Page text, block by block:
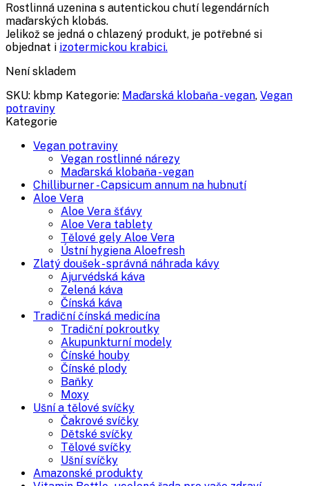
Rostlinná uzenina s autentickou chutí legendárních
maďarských klobás.
Jelikož se jedná o chlazený produkt, je potřebné si
objednat i izotermickou krabici.
Není skladem
SKU: kbmp Kategorie: Maďarská klobaňa - vegan, Vegan
potraviny
Kategorie
Vegan potraviny
Vegan rostlinné nárezy
Maďarská klobaňa - vegan
Chilliburner - Capsicum annum na hubnutí
Aloe Vera
Aloe Vera šťávy
Aloe Vera tablety
Tělové gely Aloe Vera
Ústní hygiena Aloefresh
Zlatý doušek - správná náhrada kávy
Ajurvédská káva
Zelená káva
Čínská káva
Tradiční čínská medicína
Tradiční pokroutky
Akupunkturní modely
Čínské houby
Čínské plody
Baňky
Moxy
Ušní a tělové svíčky
Čakrové svíčky
Dětské svíčky
Tělové svíčky
Ušní svíčky
Amazonské produkty